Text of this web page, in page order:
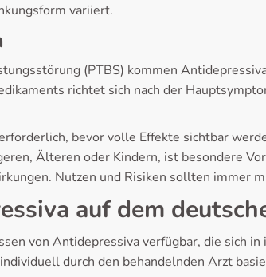
variiert.
(PTBS) kommen
richtet sich nach der
bevor volle Effekte sichtbar
Älteren oder Kindern, ist besondere
Nutzen und Risiken sollten immer
auf dem
von Antidepressiva verfügbar, die
durch den behandelnden Arzt